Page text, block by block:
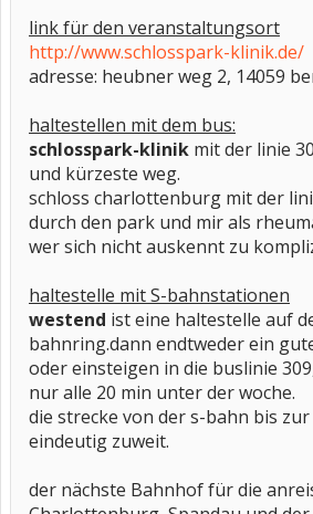
link für den veranstaltungsort
http://www.schlosspark-klinik.de/
adresse: heubner weg 2, 14059
haltestellen mit dem bus:
schlosspark-klinik mit der linie
und kürzeste weg.
schloss charlottenburg mit der
durch den park und mir als
wer sich nicht auskennt zu
haltestelle mit S-bahnstationen
westend ist eine haltestelle auf
bahnring.dann endtweder ein
oder einsteigen in die buslinie
nur alle 20 min unter der woche.
die strecke von der s-bahn bis
eindeutig zuweit.
der nächste Bahnhof für die